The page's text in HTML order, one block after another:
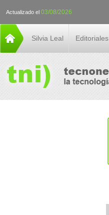
Actualizado el 03/08/2026
Silvia Leal Editoriales